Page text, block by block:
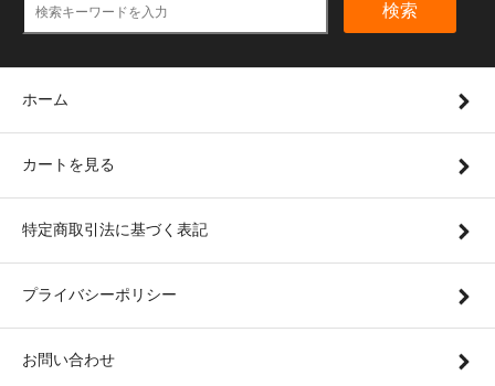
検索
ホーム
カートを見る
特定商取引法に基づく表記
プライバシーポリシー
お問い合わせ